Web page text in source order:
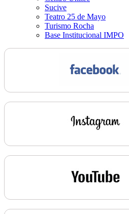
Sucive
Teatro 25 de Mayo
Turismo Rocha
Base Institucional IMPO